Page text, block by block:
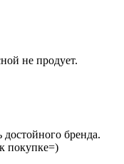
не продует.
бренда.
покупке=)